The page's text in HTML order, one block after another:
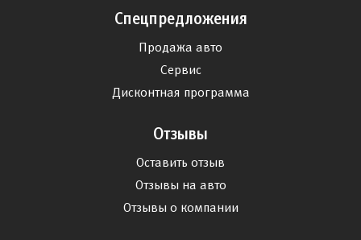
Спецпредложения
Продажа авто
Сервис
Дисконтная программа
Отзывы
Оставить отзыв
Отзывы на авто
Отзывы о компании